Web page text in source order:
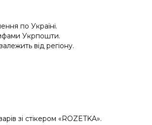
по Україні.
Укрпошти.
від регіону.
зі стікером «ROZETKA».